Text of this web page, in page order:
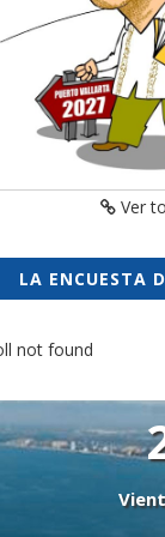
Ver
LA ENCUESTA
not found